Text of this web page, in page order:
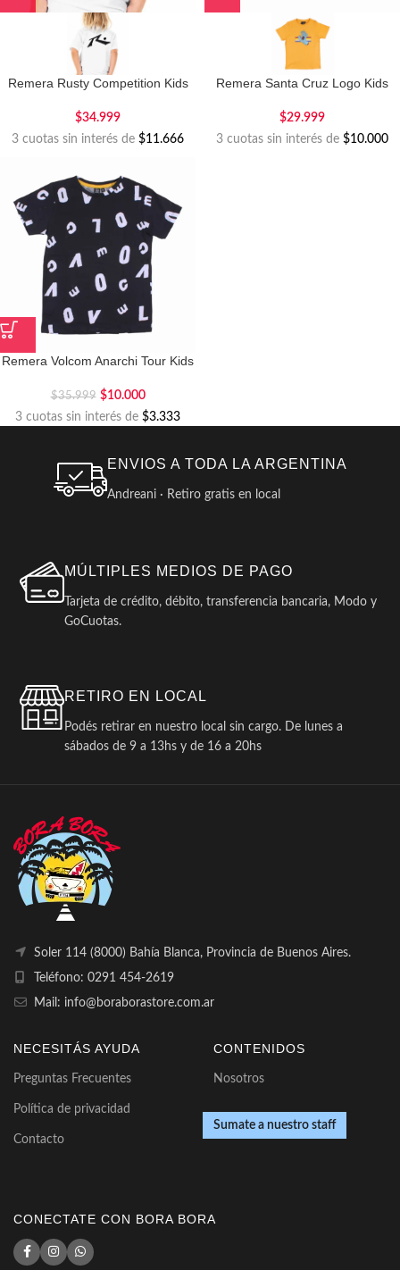
Remera Rusty Competition Kids
$34.999
3 cuotas sin interés de $11.666
Remera Santa Cruz Logo Kids
$29.999
3 cuotas sin interés de $10.000
Remera Volcom Anarchi Tour Kids
$35.999 $10.000
3 cuotas sin interés de $3.333
ENVIOS A TODA LA ARGENTINA
Andreani · Retiro gratis en local
MÚLTIPLES MEDIOS DE PAGO
Tarjeta de crédito, débito, transferencia bancaria, Modo y
GoCuotas.
RETIRO EN LOCAL
Podés retirar en nuestro local sin cargo. De lunes a
sábados de 9 a 13hs y de 16 a 20hs
Soler 114 (8000) Bahía Blanca, Provincia de Buenos Aires.
Teléfono: 0291 454-2619
Mail: info@boraborastore.com.ar
NECESITÁS AYUDA
Preguntas Frecuentes
Política de privacidad
Contacto
CONTENIDOS
Nosotros
Sumate a nuestro staff
CONECTATE CON BORA BORA